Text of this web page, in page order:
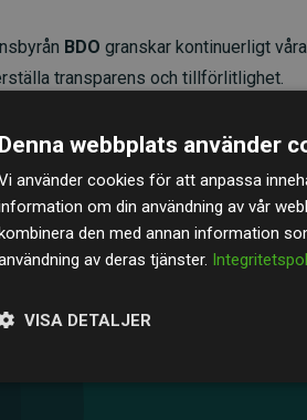
BDO granskar kontinuerligt
transparens och tillförlitlighet.
för200 % av de beräknade
– ett tydligt bevis på
Denna webbplats använder
använder cookies för att anpassa
om din användning av vår
den med annan information
av deras tjänster.
VISA DETALJER